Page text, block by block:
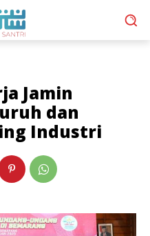
Jamin
dan
Industri